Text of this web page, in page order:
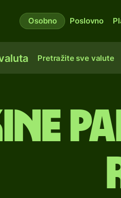
Osobno Poslovno
Pretražite sve valute